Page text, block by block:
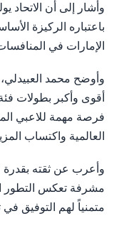
وأشار إلى أن الاتحاد
باعتباره الركيزة
الإمارات في
وأوضح محمد العبيدلي،
أقوى وأكبر بطولات
فرصة مهمة للاعبي
العالمية واكتساب
وأعرب عن ثقته بقدرة
مشرفة تعكس التطور
متمنياً لهم التوفيق